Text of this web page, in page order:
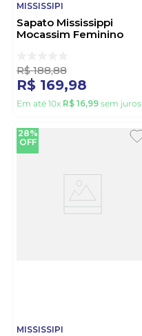
MISSISSIPI
Sapato Mississippi
Mocassim Feminino
R$ 188,88
R$ 169,98
Em até 10x R$ 16,99 sem juros
28%
OFF
MISSISSIPI